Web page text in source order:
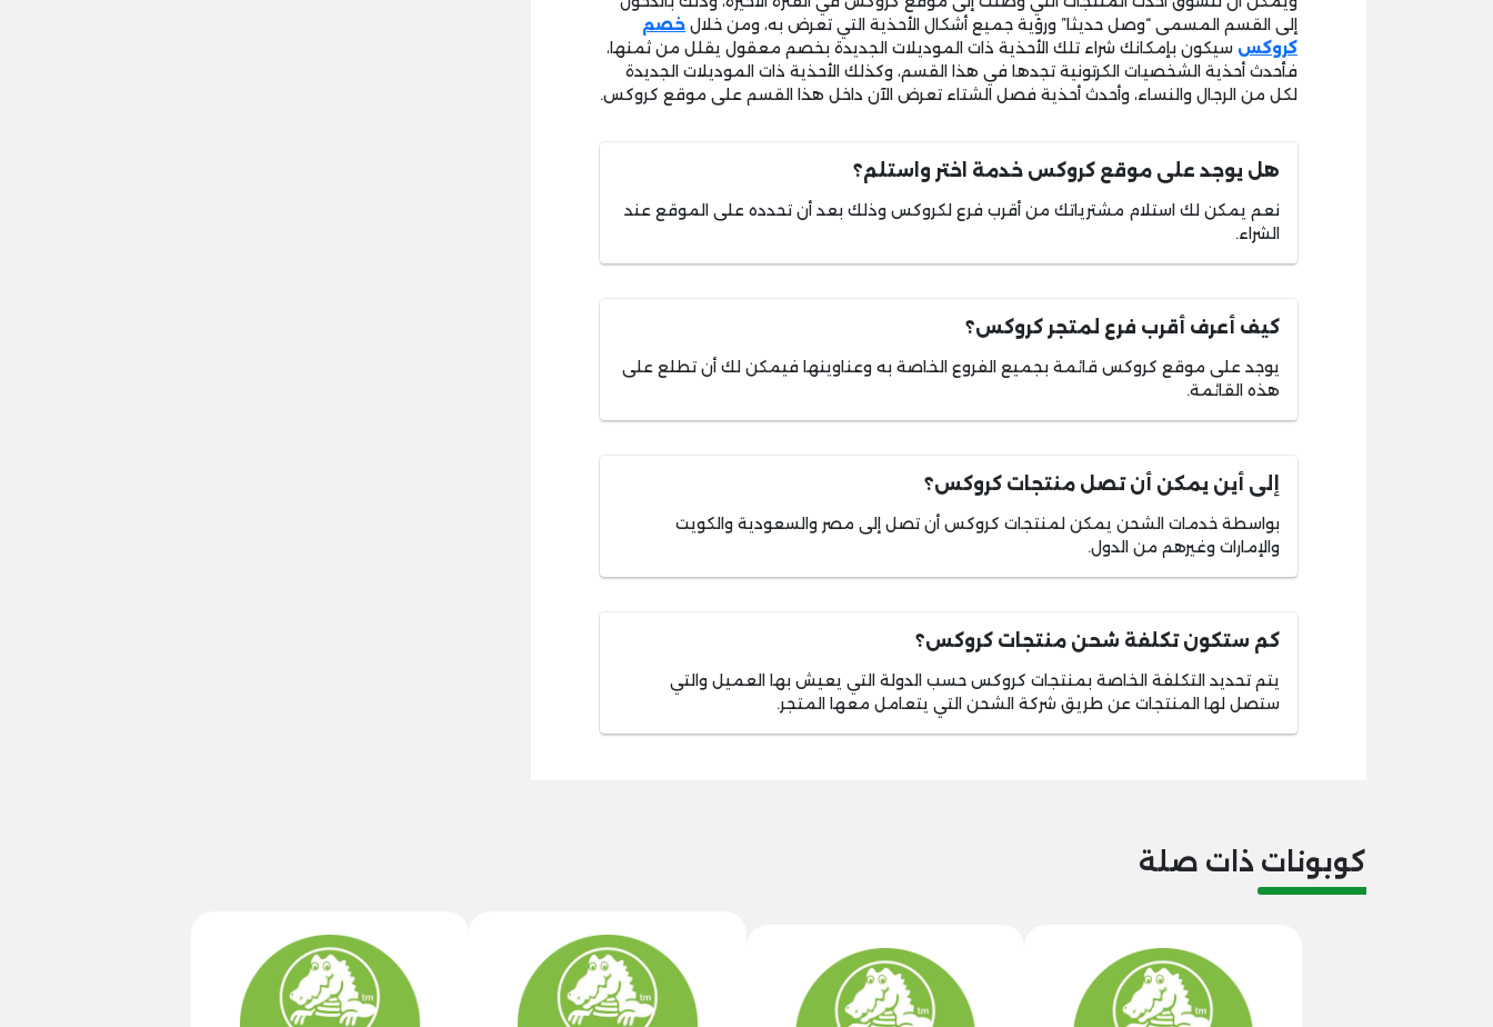
إلى القسم المسمى “وصل حديثا” ورؤية جميع أشكال الأحذية التي تعرض به، ومن خلال خصم
كروكس سيكون بإمكانك شراء تلك الأحذية ذات الموديلات الجديدة بخصم معقول يقلل من ثمنها،
فأحدث أحذية الشخصيات الكرتونية تجدها في هذا القسم، وكذلك الأحذية ذات الموديلات الجديدة
لكل من الرجال والنساء، وأحدث أحذية فصل الشتاء تعرض الآن داخل هذا القسم على موقع كروكس.
هل يوجد على موقع كروكس خدمة اختر واستلم؟
نعم يمكن لك استلام مشترياتك من أقرب فرع لكروكس وذلك بعد أن تحدده على الموقع عند
الشراء.
كيف أعرف أقرب فرع لمتجر كروكس؟
يوجد على موقع كروكس قائمة بجميع الفروع الخاصة به وعناوينها فيمكن لك أن تطلع على
هذه القائمة.
إلى أين يمكن أن تصل منتجات كروكس؟
بواسطة خدمات الشحن يمكن لمنتجات كروكس أن تصل إلى مصر والسعودية والكويت
والإمارات وغيرهم من الدول.
كم ستكون تكلفة شحن منتجات كروكس؟
يتم تحديد التكلفة الخاصة بمنتجات كروكس حسب الدولة التي يعيش بها العميل والتي
ستصل لها المنتجات عن طريق شركة الشحن التي يتعامل معها المتجر.
كوبونات ذات صلة